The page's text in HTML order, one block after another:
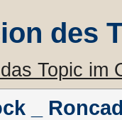
des
Topic im
_